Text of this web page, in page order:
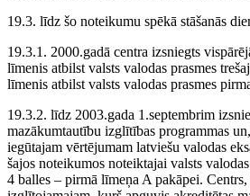
19.3. līdz šo noteikumu spēkā stāšanās
19.3.1. 2000.gadā centra izsniegts
līmenis atbilst valsts valodas prasmes
līmenis atbilst valsts valodas prasmes
19.3.2. līdz 2003.gada 1.septembrim
mazākumtautību izglītības programmas
iegūtajam vērtējumam latviešu valodas
šajos noteikumos noteiktajai valsts
4 balles – pirmā līmeņa A pakāpei.